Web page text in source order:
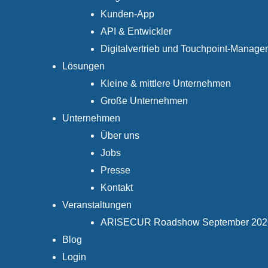
Kunden-App
API & Entwickler
Digitalvertrieb und Touchpoint-
Lösungen
Kleine & mittlere Unternehmen
Große Unternehmen
Unternehmen
Über uns
Jobs
Presse
Kontakt
Veranstaltungen
ARISECUR Roadshow September
Blog
Login